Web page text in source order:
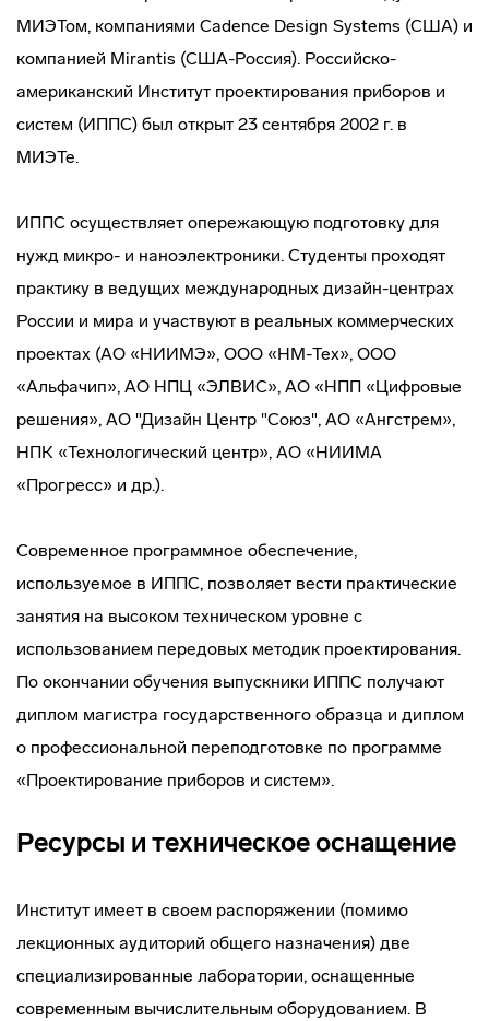
МИЭТом, компаниями Cadence Design Systems (США) и
компанией Mirantis (США-Россия). Российско-
американский Институт проектирования приборов и
систем (ИППС) был открыт 23 сентября 2002 г. в
МИЭТе.
ИППС осуществляет опережающую подготовку для
нужд микро- и наноэлектроники. Студенты проходят
практику в ведущих международных дизайн-центрах
России и мира и участвуют в реальных коммерческих
проектах (АО «НИИМЭ», ООО «НМ-Тех», ООО
«Альфачип», АО НПЦ «ЭЛВИС», АО «НПП «Цифровые
решения», АО "Дизайн Центр "Союз", АО «Ангстрем»,
НПК «Технологический центр», АО «НИИМА
«Прогресс» и др.).
Современное программное обеспечение,
используемое в ИППС, позволяет вести практические
занятия на высоком техническом уровне с
использованием передовых методик проектирования.
По окончании обучения выпускники ИППС получают
диплом магистра государственного образца и диплом
о профессиональной переподготовке по программе
«Проектирование приборов и систем».
Ресурсы и техническое оснащение
Институт имеет в своем распоряжении (помимо
лекционных аудиторий общего назначения) две
специализированные лаборатории, оснащенные
современным вычислительным оборудованием. В